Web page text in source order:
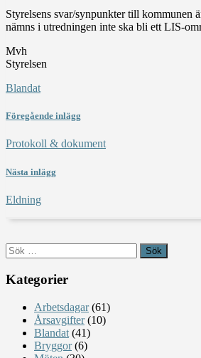
Styrelsens svar/synpunkter till kommunen
nämns i utredningen inte ska bli ett LIS-
Mvh
Styrelsen
Blandat
Föregående inlägg
Protokoll & dokument
Nästa inlägg
Eldning
Sök
efter:
Kategorier
Arbetsdagar(61)
Årsavgifter(10)
Blandat (41)
Bryggor(6)